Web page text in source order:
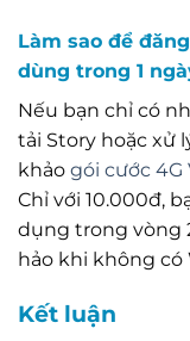
Làm sao để
dùng trong 1
Nếu bạn chỉ có
tải Story hoặc xử
khảo gói cước 4G
Chỉ với 10.000đ,
dụng trong vòng
hảo khi không có
Kết luận